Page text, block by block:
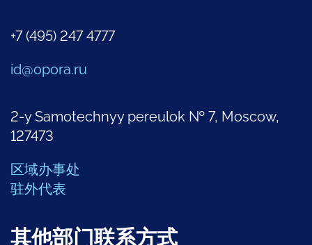
+7 (495) 247 4777
id@opora.ru
2-y Samotechnyy pereulok № 7, Moscow,
127473
区域办事处
驻外代表
其他部门联系方式